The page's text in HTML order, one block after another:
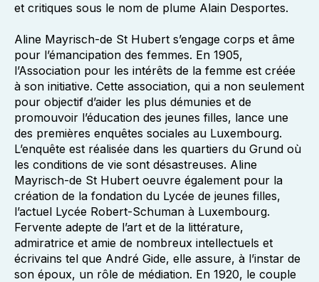
et critiques sous le nom de plume Alain Desportes.
Aline Mayrisch-de St Hubert s’engage corps et âme
pour l’émancipation des femmes. En 1905,
l’Association pour les intérêts de la femme est créée
à son initiative. Cette association, qui a non seulement
pour objectif d’aider les plus démunies et de
promouvoir l’éducation des jeunes filles, lance une
des premières enquêtes sociales au Luxembourg.
L’enquête est réalisée dans les quartiers du Grund où
les conditions de vie sont désastreuses. Aline
Mayrisch-de St Hubert oeuvre également pour la
création de la fondation du Lycée de jeunes filles,
l’actuel Lycée Robert-Schuman à Luxembourg.
Fervente adepte de l’art et de la littérature,
admiratrice et amie de nombreux intellectuels et
écrivains tel que André Gide, elle assure, à l’instar de
son époux, un rôle de médiation. En 1920, le couple